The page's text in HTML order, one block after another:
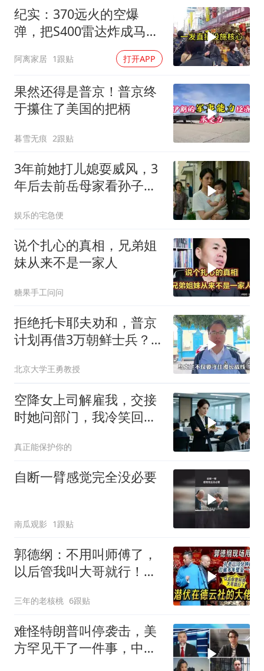
纪实：370远火的空爆
弹，把S400雷达炸成马蜂
窝，靶标惨状让台军急眼
了
阿离家居 1跟贴 打开APP
果然还得是普京！普京终
于攥住了美国的把柄
暮雪无痕 2跟贴
3年前她打儿媳耍威风，3
年后去前岳母家看孙子，
娱乐的宅急便
说个扎心的真相，兄弟姐
妹从来不是一家人
糖果手工问问
拒绝托卡耶夫劝和，普京
计划再借3万朝鲜士兵？
北京大学王勇教授
空降女上司解雇我，交接
时她问部门，我冷笑回
真正能保护你的
自断一臂感觉完全没必要
南瓜观影 1跟贴
郭德纲：不用叫师傅了，
以后管我叫大哥就行！孔
三年的老核桃 6跟贴
难怪特朗普叫停袭击，美
方罕见干了一件事，中方